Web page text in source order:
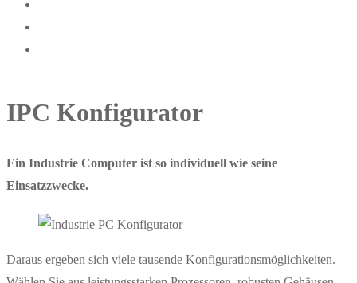
IPC Konfigurator
Ein Industrie Computer ist so individuell wie seine
Einsatzzwecke.
Daraus ergeben sich viele tausende Konfigurationsmöglichkeiten.